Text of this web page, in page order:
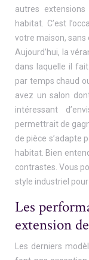
autres
habitat. C’est
votre maison, sans
Aujourd’hui, la
dans laquelle il
par temps chaud
avez un salon
intéressant
permettrait de
de pièce s’adapte
habitat. Bien
contrastes. Vous
style industriel
Les
extension
Les derniers